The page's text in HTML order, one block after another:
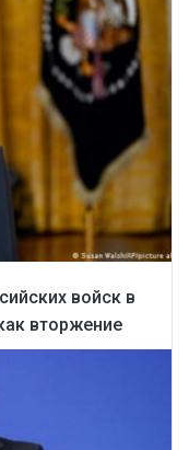
войск в
вторжение